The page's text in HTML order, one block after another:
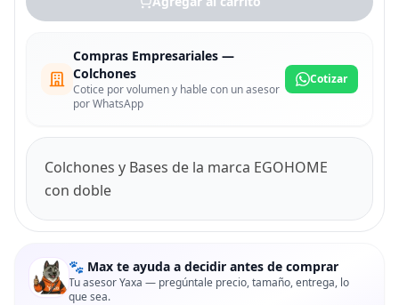
Compras Empresariales —
Colchones
Cotice por volumen y hable con un asesor
por WhatsApp
Cotizar
Colchones y Bases de la marca EGOHOME
con doble
🐾 Max te ayuda a decidir antes de comprar
Tu asesor Yaxa — pregúntale precio, tamaño, entrega, lo
que sea.